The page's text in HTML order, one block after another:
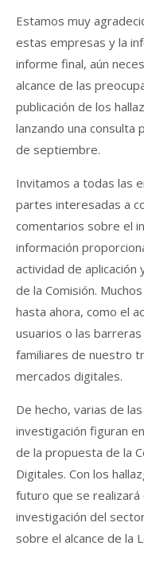
Estamos muy
estas empresas y la
informe final, aún
alcance de las
publicación de los
lanzando una consulta
de septiembre.
Invitamos a todas las
partes interesadas a
comentarios sobre el
información
actividad de
de la Comisión.
hasta ahora, como el
usuarios o las
familiares de nuestro
mercados digitales.
De hecho, varias de
investigación figuran
de la propuesta de la
Digitales. Con los
futuro que se
investigación del
sobre el alcance de la